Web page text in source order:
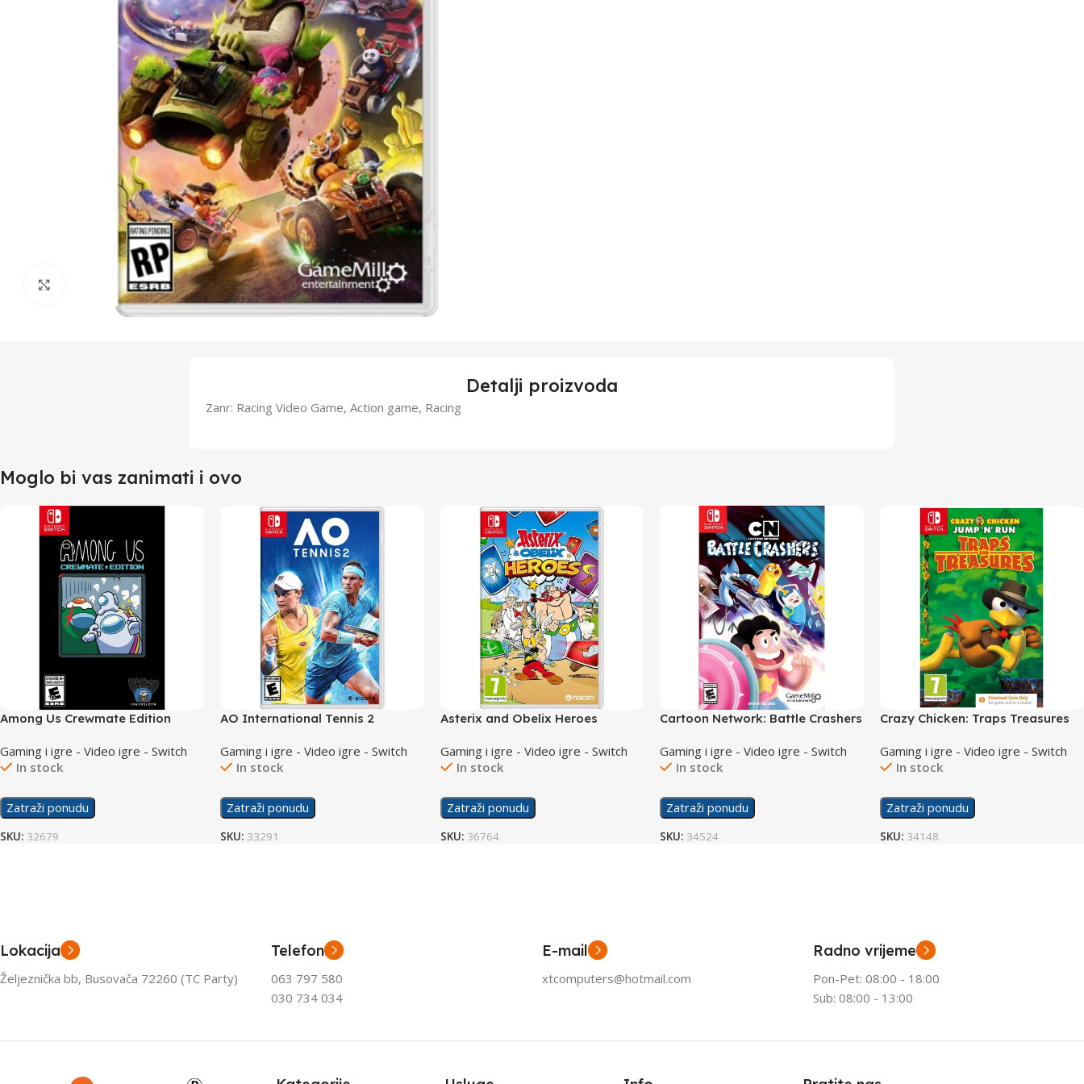
Click to enlarge
Detalji proizvoda
Zanr: Racing Video Game, Action game, Racing
Moglo bi vas zanimati i ovo
Among Us Crewmate Edition
Gaming i igre - Video igre - Switch
In stock
Zatraži ponudu
SKU: 32679
AO International Tennis 2
Gaming i igre - Video igre - Switch
In stock
Zatraži ponudu
SKU: 33291
Asterix and Obelix Heroes
Gaming i igre - Video igre - Switch
In stock
Zatraži ponudu
SKU: 36764
Cartoon Network: Battle Crashers
Gaming i igre - Video igre - Switch
In stock
Zatraži ponudu
SKU: 34524
Crazy Chicken: Traps Treasures
Gaming i igre - Video igre - Switch
In stock
Zatraži ponudu
SKU: 34148
Lokacija
Željeznička bb, Busovača 72260 (TC Party)
Telefon
063 797 580
030 734 034
E-mail
xtcomputers@hotmail.com
Radno vrijeme
Pon-Pet: 08:00 - 18:00
Sub: 08:00 - 13:00